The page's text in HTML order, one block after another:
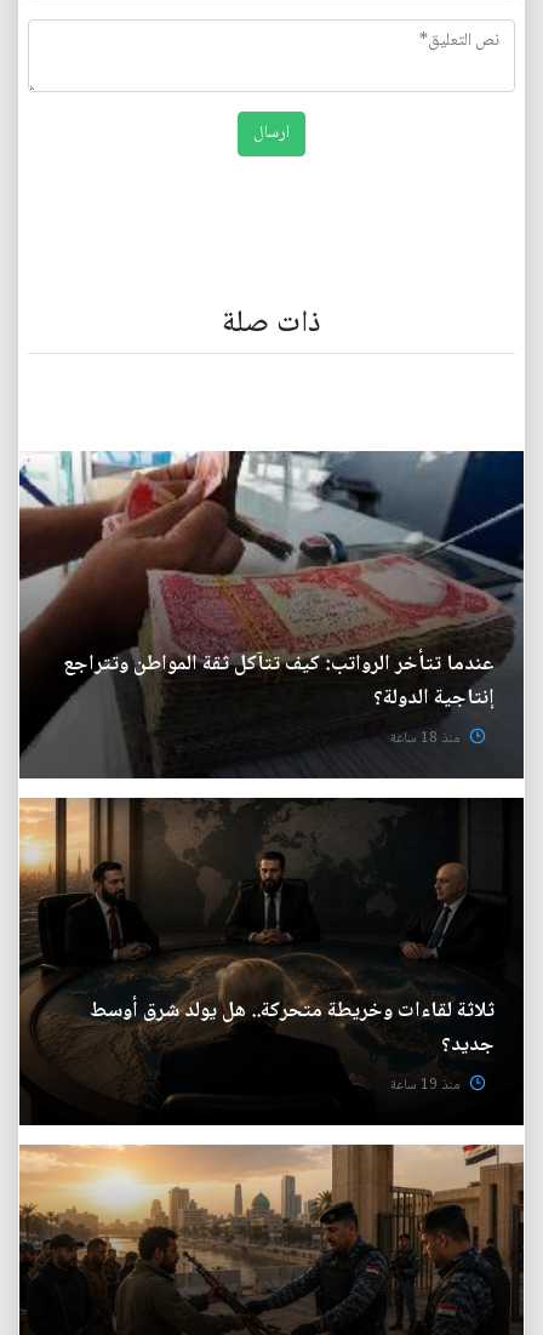
ذات صلة
عندما تتأخر الرواتب: كيف تتآكل ثقة المواطن وتتراجع
إنتاجية الدولة؟
منذ 18 ساعة
ثلاثة لقاءات وخريطة متحركة.. هل يولد شرق أوسط
جديد؟
منذ 19 ساعة